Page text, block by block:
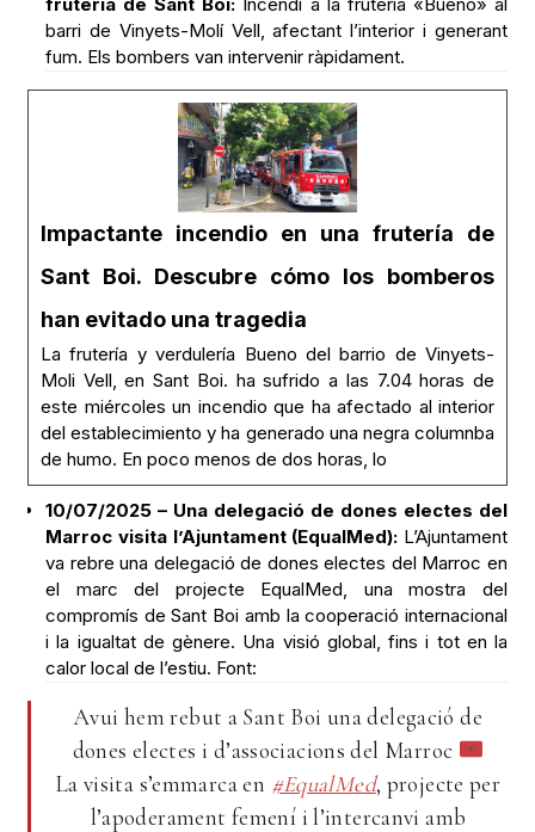
barri de Vinyets-Molí Vell, afectant l’interior i generant
fum. Els bombers van intervenir ràpidament.
Impactante incendio en una frutería de
Sant Boi. Descubre cómo los bomberos
han evitado una tragedia
La frutería y verdulería Bueno del barrio de Vinyets-
Moli Vell, en Sant Boi. ha sufrido a las 7.04 horas de
este miércoles un incendio que ha afectado al interior
del establecimiento y ha generado una negra columnba
de humo. En poco menos de dos horas, lo
10/07/2025 – Una delegació de dones electes del
Marroc visita l’Ajuntament (EqualMed): L’Ajuntament
va rebre una delegació de dones electes del Marroc en
el marc del projecte EqualMed, una mostra del
compromís de Sant Boi amb la cooperació internacional
i la igualtat de gènere. Una visió global, fins i tot en la
calor local de l’estiu. Font:
Avui hem rebut a Sant Boi una delegació de
dones electes i d’associacions del Marroc
La visita s’emmarca en #EqualMed, projecte per
l’apoderament femení i l’intercanvi amb